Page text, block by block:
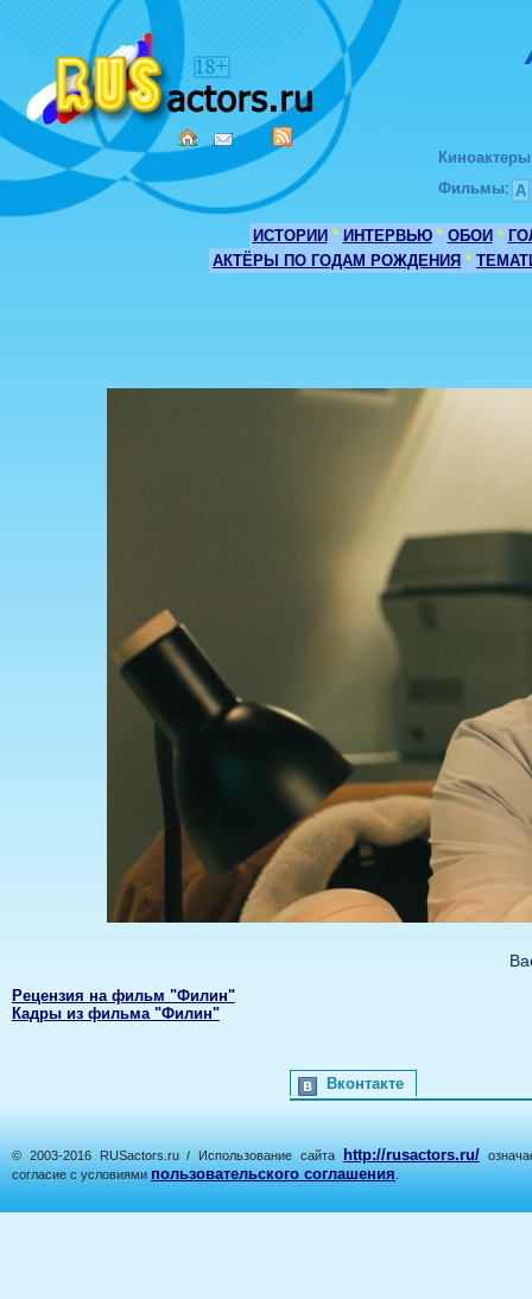
Киноактеры
Фильмы: А
ИСТОРИИ * ИНТЕРВЬЮ * ОБОИ *
АКТЁРЫ ПО ГОДАМ РОЖДЕНИЯ *
Рецензия на фильм "Филин"
Кадры из фильма "Филин"
Вконтакте
© 2003-2016 RUSactors.ru / Использование сайта http://rusactors.ru/
согласие с условиями пользовательского соглашения